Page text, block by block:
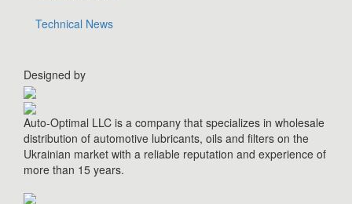
Technical News
Designed by
Auto-Optimal LLC is a company that specializes in wholesale
distribution of automotive lubricants, oils and filters on the
Ukrainian market with a reliable reputation and experience of
more than 15 years.